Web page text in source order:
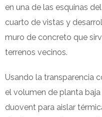
en una de las esquinas
cuarto de vistas y
muro de concreto que
terrenos vecinos.
Usando la transparencia
el volumen de planta
duovent para aislar